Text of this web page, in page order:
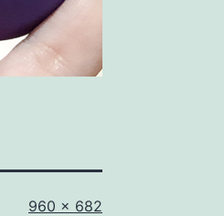
Tamaño
960 × 682